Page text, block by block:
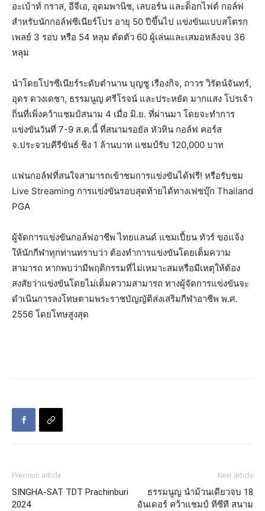
อะเบ้าท์ กราส, อีจีเอ, อุดมพานิช, เลบอร์น และด็อกไฟต์ กอล์ฟ
สำหรับนักกอล์ฟซีเนียร์โปร อายุ 50 ปีขึ้นไป แข่งขันแบบสโตรก
เพลย์ 3 รอบ หรือ 54 หลุม ตัดตัว 60 ผู้เล่นและเสมอหลังจบ 36
หลุม
นำโดยโปรซีเนียร์ระดับตำนาน บุญชู เรืองกิจ, ถาวร วิรัตน์จันทร์,
อุดร ดวงเดชา, ธรรมนูญ ศรีโรจน์ และประหยัด มากแสง โปรเจ้า
ถิ่นที่เพิ่งคว้าแชมป์สนาม 4 เมื่อ มิ.ย. ที่ผ่านมา โดยจะทำการ
แข่งขันวันที่ 7-9 ส.ค.นี้ ที่สนามรอยัล หัวหิน กอล์ฟ คอร์ส
จ.ประจวบคีรีขันธ์ ชิง 1 ล้านบาท แชมป์รับ 120,000 บาท
แฟนกอล์ฟที่สนใจสามารถเข้าชมการแข่งขันได้ฟรี! หรือรับชม
Live Streaming การแข่งขันรอบสุดท้ายได้ทางเฟซบุ๊ก Thailand
PGA
ผู้จัดการแข่งขันกอล์ฟอาชีพ ไทยแลนด์ แชมเปี้ยน ทัวร์ ขอแจ้ง
ให้นักกีฬาทุกท่านทราบว่า ต้องทำการแข่งขันโดยเต็มความ
สามารถ หากพบว่ามีพฤติกรรมที่ไม่เหมาะสมหรือมีเหตุให้ต้อง
สงสัยว่าแข่งขันโดยไม่เต็มความสามารถ ทางผู้จัดการแข่งขันจะ
ดำเนินการลงโทษตามพระราชบัญญัติส่งเสริมกีฬาอาชีพ พ.ศ.
2556 โดยโทษสูงสุด
Previous article
SINGHA-SAT TDT Prachinburi
2024
Next article
ธรรมนูญ นำม้วนเดียวจบ 18
อันเดอร์ คว้าแชมป์ ทีซีที สนาม